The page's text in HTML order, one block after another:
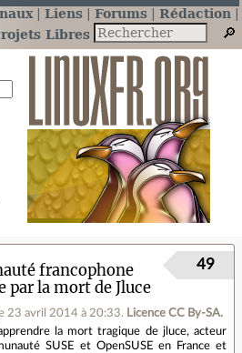
Liens Forums
Rédaction
Libres
francophone
par la mort de Jluce
23 avril 2014 à 20:33. Licence CC By‑SA.
49
la mort tragique de jluce, acteur
SUSE et OpenSUSE en France et